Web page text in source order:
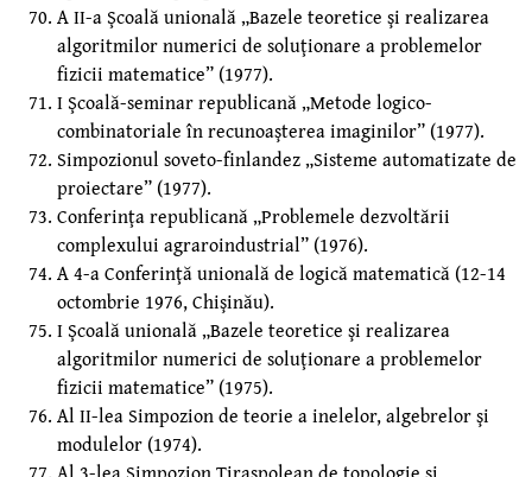
A II-a Şcoală unională „Bazele teoretice şi realizarea
algoritmilor numerici de soluţionare a problemelor
fizicii matematice” (1977).
I Şcoală-seminar republicană „Metode logico-
combinatoriale în recunoaşterea imaginilor” (1977).
Simpozionul soveto-finlandez „Sisteme automatizate de
proiectare” (1977).
Conferinţa republicană „Problemele dezvoltării
complexului agraroindustrial” (1976).
A 4-a Conferinţă unională de logică matematică (12-14
octombrie 1976, Chişinău).
I Şcoală unională „Bazele teoretice şi realizarea
algoritmilor numerici de soluţionare a problemelor
fizicii matematice” (1975).
Al II-lea Simpozion de teorie a inelelor, algebrelor şi
modulelor (1974).